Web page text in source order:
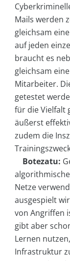
Mails werden
gleichsam
auf jeden
braucht es
gleichsam
Mitarbeiter.
getestet
für die Vielfalt
äußerst
zudem die
Botezatu:
Netze
ausgespielt
von Angriffen
gibt aber
Lernen
Infrastruktur